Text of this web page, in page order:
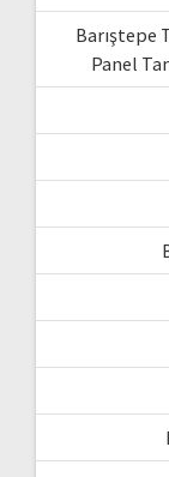
Barıştepe
Panel